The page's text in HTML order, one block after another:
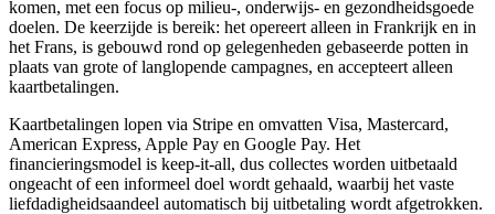
komen, met een focus op milieu-, onderwijs- en gezondheidsgoede
doelen. De keerzijde is bereik: het opereert alleen in Frankrijk en in
het Frans, is gebouwd rond op gelegenheden gebaseerde potten in
plaats van grote of langlopende campagnes, en accepteert alleen
kaartbetalingen.
Kaartbetalingen lopen via Stripe en omvatten Visa, Mastercard,
American Express, Apple Pay en Google Pay. Het
financieringsmodel is keep-it-all, dus collectes worden uitbetaald
ongeacht of een informeel doel wordt gehaald, waarbij het vaste
liefdadigheidsaandeel automatisch bij uitbetaling wordt afgetrokken.